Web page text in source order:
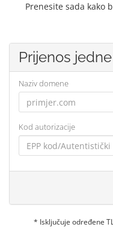
Prenesite sada kako
Prijenos
Naziv domene
Kod autorizacije
* Isključuje određene